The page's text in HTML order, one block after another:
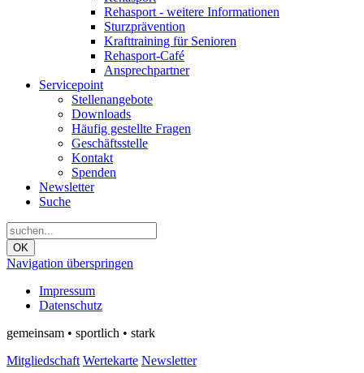
Rehasport - weitere Informationen
Sturzprävention
Krafttraining für Senioren
Rehasport-Café
Ansprechpartner
Servicepoint
Stellenangebote
Downloads
Häufig gestellte Fragen
Geschäftsstelle
Kontakt
Spenden
Newsletter
Suche
OK
Navigation überspringen
Impressum
Datenschutz
gemeinsam • sportlich • stark
Mitgliedschaft Wertekarte Newsletter